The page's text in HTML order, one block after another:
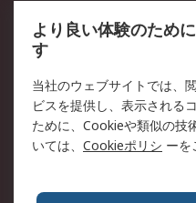
クッキーポリシー
RSについて
会社概要
プレスリリース＆お知ら
全世界のRS
より良い体験のため
す
当社のウェブサイトでは、
ビスを提供し、表示される
ために、Cookieや類似の技
いては、 Cookieポリシ ーを